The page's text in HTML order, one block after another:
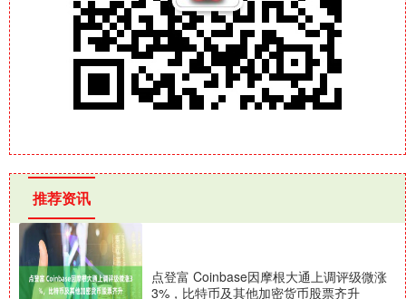
推荐资讯
点登富 Coinbase因摩根大通上调评级微涨
3%，比特币及其他加密货币股票齐升